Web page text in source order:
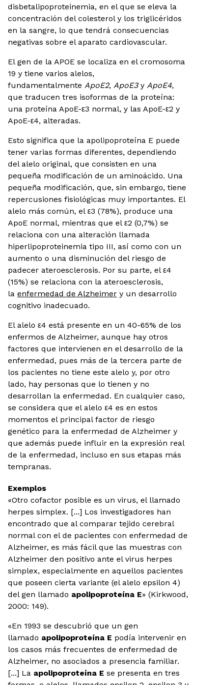
disbetalipoproteinemia, en el que se eleva la
concentración del colesterol y los triglicéridos
en la sangre, lo que tendrá consecuencias
negativas sobre el aparato cardiovascular.
El gen de la APOE se localiza en el cromosoma
19 y tiene varios alelos,
fundamentalmente ApoE2, ApoE3y ApoE4,
que traducen tres isoformas de la proteína:
una proteína ApoE-ε3 normal, y las ApoE-ε2 y
ApoE-ε4, alteradas.
Esto significa que la apolipoproteína E puede
tener varias formas diferentes, dependiendo
del alelo original, que consisten en una
pequeña modificación de un aminoácido. Una
pequeña modificación, que, sin embargo, tiene
repercusiones fisiológicas muy importantes. El
alelo más común, el ε3 (78%), produce una
ApoE normal, mientras que el ε2 (0,7%) se
relaciona con una alteración llamada
hiperlipoproteinemia tipo III, así como con un
aumento o una disminución del riesgo de
padecer ateroesclerosis. Por su parte, el ε4
(15%) se relaciona con la ateroesclerosis,
la enfermedad de Alzheimer y un desarrollo
cognitivo inadecuado.
El alelo ε4 está presente en un 40-65% de los
enfermos de Alzheimer, aunque hay otros
factores que intervienen en el desarrollo de la
enfermedad, pues más de la tercera parte de
los pacientes no tiene este alelo y, por otro
lado, hay personas que lo tienen y no
desarrollan la enfermedad. En cualquier caso,
se considera que el alelo ε4 es en estos
momentos el principal factor de riesgo
genético para la enfermedad de Alzheimer y
que además puede influir en la expresión real
de la enfermedad, incluso en sus etapas más
tempranas.
Exemplos
«Otro cofactor posible es un virus, el llamado
herpes simplex. [...] Los investigadores han
encontrado que al comparar tejido cerebral
normal con el de pacientes con enfermedad de
Alzheimer, es más fácil que las muestras con
Alzheimer den positivo ante el virus herpes
simplex, especialmente en aquellos pacientes
que poseen cierta variante (el alelo epsilon 4)
del gen llamado apolipoproteína E» (Kirkwood,
2000: 149).
«En 1993 se descubrió que un gen
llamado apolipoproteína E podía intervenir en
los casos más frecuentes de enfermedad de
Alzheimer, no asociados a presencia familiar.
[...] La apolipoproteína E se presenta en tres